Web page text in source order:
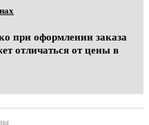
при оформлении заказа
отличаться от цены в